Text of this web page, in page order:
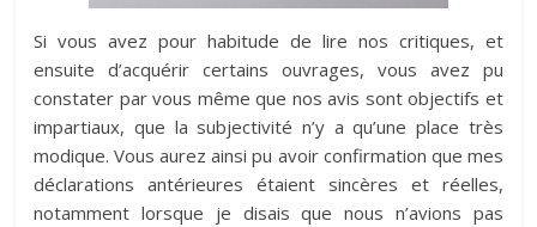
Si vous avez pour habitude de lire nos critiques, et
ensuite d’acquérir certains ouvrages, vous avez pu
constater par vous même que nos avis sont objectifs et
impartiaux, que la subjectivité n’y a qu’une place très
modique. Vous aurez ainsi pu avoir confirmation que mes
déclarations antérieures étaient sincères et réelles,
notamment lorsque je disais que nous n’avions pas